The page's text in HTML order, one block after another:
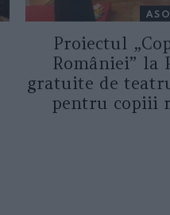
Proiectul
României” la
gratuite de
pentru copiii